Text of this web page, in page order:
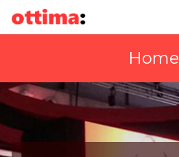
AZIENDA
GALLERY
CONTATTI
Home